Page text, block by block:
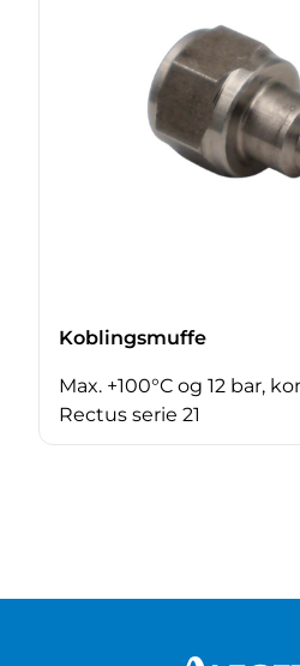
Koblingsmuffe
Max. +100°C og 12 bar,
Rectus serie 21